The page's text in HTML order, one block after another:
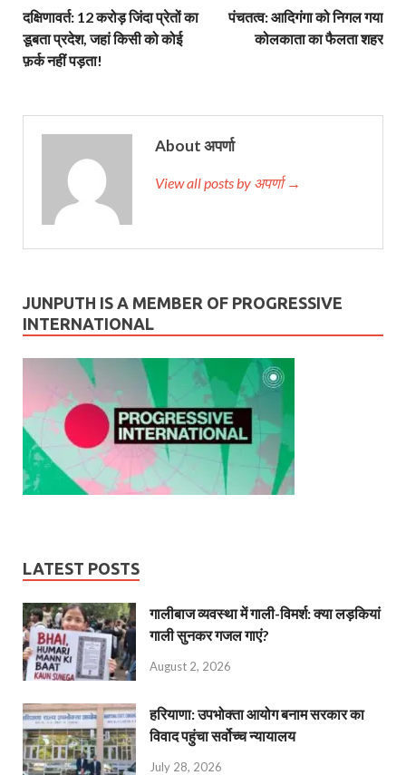
दक्षिणावर्त: 12 करोड़ जिंदा प्रेतों का
डूबता प्रदेश, जहां किसी को कोई
फ़र्क नहीं पड़ता!
पंचतत्व: आदिगंगा को निगल गया
कोलकाता का फैलता शहर
About अपर्णा
View all posts by अपर्णा →
JUNPUTH IS A MEMBER OF PROGRESSIVE
INTERNATIONAL
LATEST POSTS
गालीबाज व्‍यवस्‍था में गाली-विमर्श: क्या लड़कियां
गाली सुनकर गजल गाएं?
August 2, 2026
हरियाणा: उपभोक्ता आयोग बनाम सरकार का
विवाद पहुंचा सर्वोच्च न्यायालय
July 28, 2026